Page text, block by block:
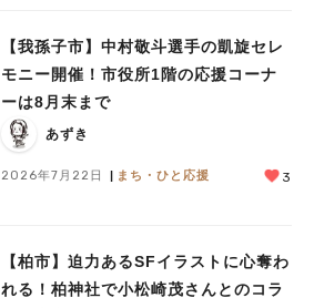
【我孫子市】中村敬斗選手の凱旋セレ
モニー開催！市役所1階の応援コーナ
ーは8月末まで
あずき
2026年7月22日 まち・ひと応援 3
【柏市】迫力あるSFイラストに心奪わ
れる！柏神社で小松崎茂さんとのコラ